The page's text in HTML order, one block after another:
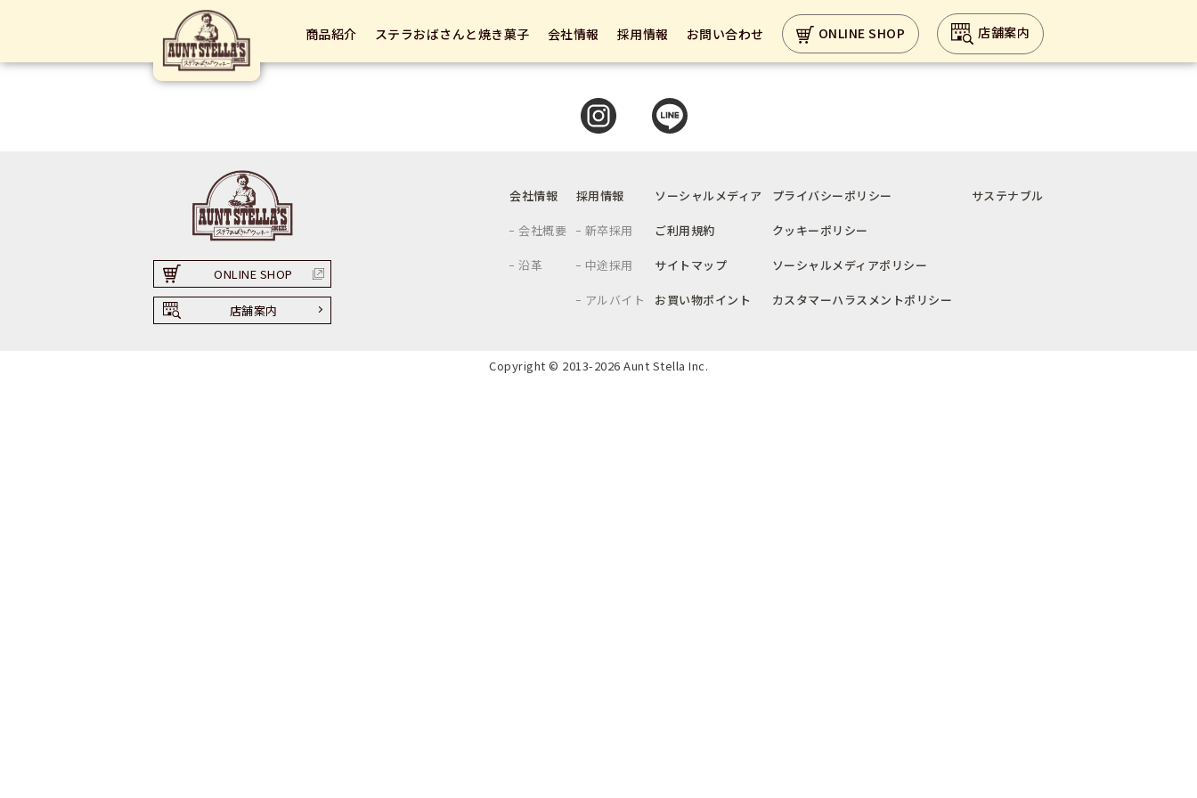
商品紹介 ステラおばさんと焼き菓子 会社情報 採用情報 お問い合わせ ONLINE SHOP 店舗案内
ビ
ONLINE SHOP
店舗案内
会社情報
会社概要
沿革
採用情報
新卒採用
中途採用
アルバイト
ソーシャルメディア
ご利用規約
サイトマップ
お買い物ポイント
プライバシーポリシー
クッキーポリシー
ソーシャルメディアポリシー
カスタマーハラスメントポリシー
サステナブル
Copyright © 2013-2026 Aunt Stella Inc.